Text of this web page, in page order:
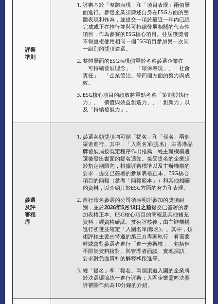
評審
準則
評審基於「整體表現」和「項目表現」兩個層
面進行。參選企業須陳述自身在ESG方面的整
體表現和作為，並提交一項於最近一年內已經
完成或正在推行並與可持續發展相關的代表性
項目，作為參賽的ESG核心項目。往屆獲獎者
不得重複使用相同一個ESG項目參加另一次同
一組別的獎項遴選。
整體層面的ESG表現側重於考察參選企業在
「可持續發展理念」、「環保表現」、「社會
責任」、「企業管治」等四個方面的努力與成
效。
ESG核心項目的績效將重點考察「策劃與執行
力」、「價值與效益創造力」、「創新力」以
及「持續發展力」。
參選
及評
審程
序
參選各類獎項均可循「提名」和「報名」兩個
渠道進行。其中，「入圍名單(提名)」由香港品
牌發展局按既定程序作出推薦，經主辦機構遴
選後發出書面的提名通知。接受提名的企業須
於指定期限內，根據評審標準以及主辦機構的
要求，提交已簽署的參加表格正本、ESG核心
項目的簡報（參考「簡報範本」）和其他相關
的資料，以介紹其於ESG方面的努力和表現。
自行報名參選的公司須表明所參加的獎項組
別，並於2026年5月13日之前提交已簽署的參
加表格正本、ESG核心項目的簡報及其他補充
資料；經資格確認、技術評核後，由主辦機構
進行初選並確定「入圍名單(報名)」。其中，技
術評核主要由特邀的第三方專家執行，有需要
時或會對參選者進行「進一步審核」，包括但
不限於資料核對、與管理者面談、實地探訪、
要求對負面資料的解釋和跟進等。
經「提名」和「報名」兩個渠道入圍的企業將
於決選環節統一進行評審；入圍企業需向決賽
評審團作約為10分鐘的介紹。